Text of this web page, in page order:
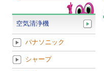
空気清浄機
パナソニック
シャープ